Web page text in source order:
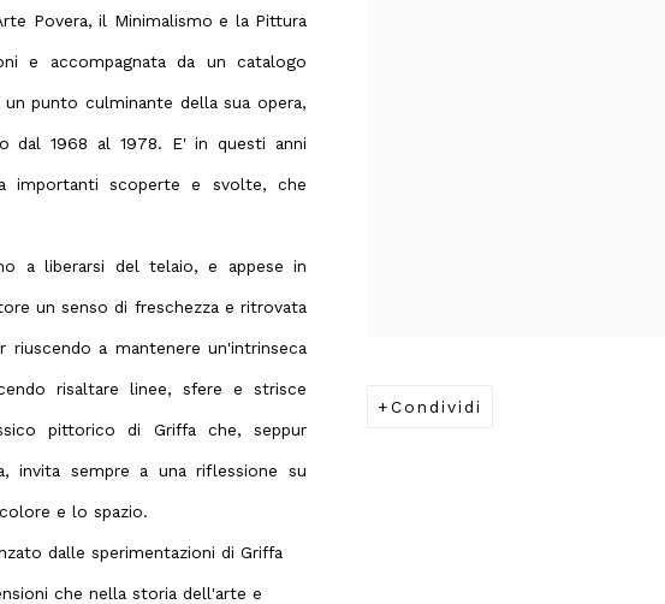
Condividi
Povera, il Minimalismo e la Pittura
e accompagnata da un catalogo
punto culminante della sua opera,
dal 1968 al 1978. E' in questi anni
importanti scoperte e svolte, che
a liberarsi del telaio, e appese in
un senso di freschezza e ritrovata
a mantenere un'intrinseca
risaltare linee, sfere e strisce
pittorico di Griffa che, seppur
invita sempre a una riflessione su
e lo spazio.
dalle sperimentazioni di Griffa
che nella storia dell'arte e